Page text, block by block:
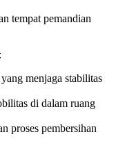
tempat pemandian
menjaga stabilitas
di dalam ruang
proses pembersihan